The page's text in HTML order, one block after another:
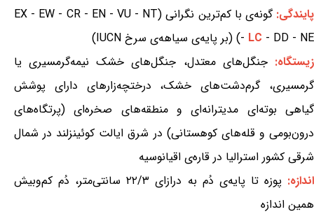
پایندگی:
گونه‌ی با کم‌ترین نگرانی (EX - EW - CR - EN - VU - NT
- LC - DD - NE) (بر پایه‌ی سیاهه‌ی سرخ IUCN)
زیستگاه:جنگل‌های معتدل، جنگل‌های خشک نیمه‌گرمسیری یا
گرمسیری، گرم‌دشت‌های خشک، درختچه‌زارهای دارای پوشش
گیاهی بوته‌ای مدیترانه‌ای و منطقه‌های صخره‌ای (پرتگاه‌های
درون‌بومی و قله‌های کوهستانی) در شرق ایالت کوئینزلند در شمال
شرقی کشور استرالیا در قاره‌ی اقیانوسیه
اندازه:
پوزه تا پایه‌ی دُم به درازای ۲۲/۳ سانتی‌متر، دُم کم‌وبیش
همین اندازه